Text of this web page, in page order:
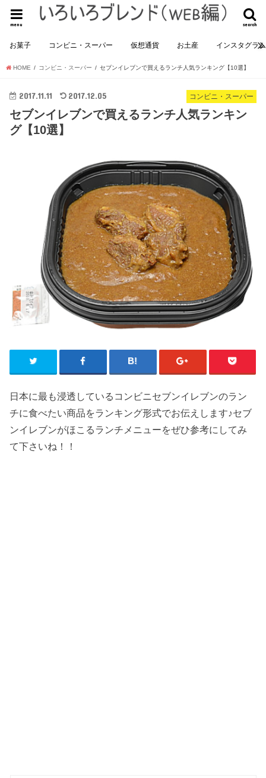
search
menu
お菓子 コンビニ・スーパー 仮想通貨 お土産 インスタグラム
HOME コンビニ・スーパー セブンイレブンで買えるランチ人気ランキング【10選】
コンビニ・スーパー
2017.11.11 2017.12.05
セブンイレブンで買えるランチ人気ランキン
グ【10選】
日本に最も浸透しているコンビニセブンイレブンのラン
チに食べたい商品をランキング形式でお伝えします♪セブ
ンイレブンがほこるランチメニューをぜひ参考にしてみ
て下さいね！！